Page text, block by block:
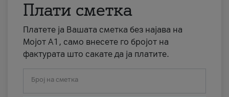
Плати сметка
Платете ја Вашата сметка без најава на
Мојот А1, само внесете го бројот на
фактурата што сакате да ја платите.
Број на сметка